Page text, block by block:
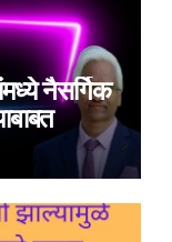
नैसर्गिक